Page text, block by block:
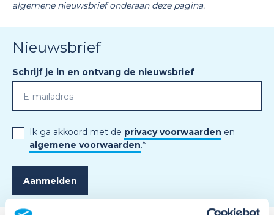
algemene nieuwsbrief onderaan deze pagina.
Nieuwsbrief
Schrijf je in en ontvang de nieuwsbrief
Ik ga akkoord met de privacy voorwaarden en
algemene voorwaarden.*